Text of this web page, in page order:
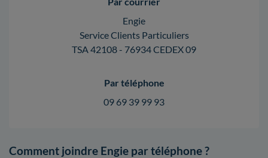
Engie
Service Clients Particuliers
TSA 42108 - 76934 CEDEX 09
Par téléphone
09 69 39 99 93
Comment joindre Engie par téléphone ?